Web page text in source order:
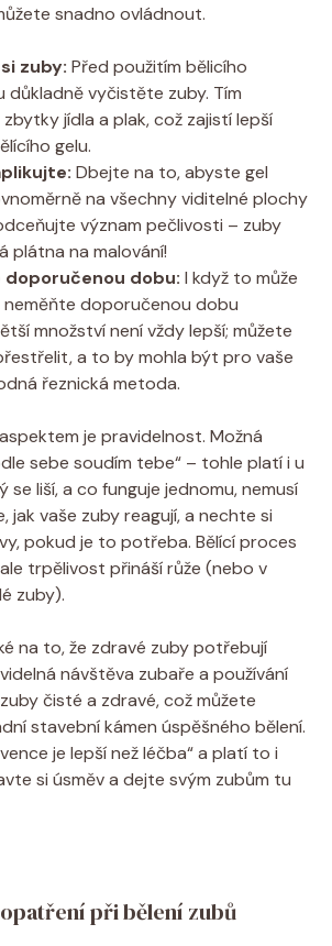
snadno ovládnout.
zuby: Před použitím bělicího
vyčistěte zuby. Tím
jídla a plak, což zajistí lepší
gelu.
Dbejte na to, abyste gel
na všechny viditelné plochy
význam pečlivosti – zuby
plátna na malování!
doporučenou dobu: I když to může
neměňte doporučenou dobu
množství není vždy lepší; můžete
a to by mohla být pro vaše
řeznická metoda.
je pravidelnost. Možná
sebe soudím tebe“ – tohle platí i u
se liší, a co funguje jednomu, nemusí
jak vaše zuby reagují, a nechte si
pokud je to potřeba. Bělící proces
trpělivost přináší růže (nebo v
zuby).
na to, že zdravé zuby potřebují
návštěva zubaře a používání
čisté a zdravé, což můžete
stavební kámen úspěšného bělení.
je lepší než léčba“ a platí to i
si úsměv a dejte svým zubům tu
při bělení zubů